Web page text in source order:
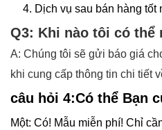
4. Dịch vụ sau bán hàng tốt
Q3: Khi nào tôi có thể
A: Chúng tôi sẽ gửi báo giá
khi cung cấp thông tin chi tiết
câu hỏi 4:Có thể Bạn
Một: Có! Mẫu miễn phí! Chỉ